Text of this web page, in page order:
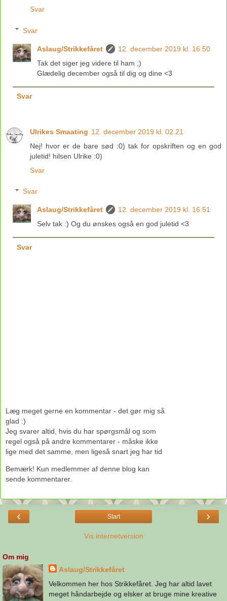
Svar
Svar
Aslaug/Strikkefåret
12. december 2019 kl. 16.50
Tak det siger jeg videre til ham ;)
Glædelig december også til dig og dine <3
Svar
Ulrikes Smaating 12. december 2019 kl. 02.21
Nej! hvor er de bare sød :0) tak for opskriften og en god
juletid! hilsen Ulrike :0)
Svar
Svar
Aslaug/Strikkefåret
12. december 2019 kl. 16.51
Selv tak :) Og du ønskes også en god juletid <3
Svar
Læg meget gerne en kommentar - det gør mig så
glad :)
Jeg svarer altid, hvis du har spørgsmål og som
regel også på andre kommentarer - måske ikke
lige med det samme, men ligeså snart jeg har tid
Bemærk! Kun medlemmer af denne blog kan
sende kommentarer.
‹ ›
Start
Vis internetversion
Om mig
Aslaug/Strikkefåret
Velkommen her hos Strikkefåret. Jeg har altid lavet
meget håndarbejde og elsker at bruge mine kreative